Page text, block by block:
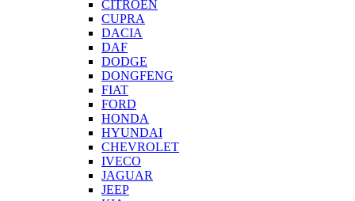
CITROEN
CUPRA
DACIA
DAF
DODGE
DONGFENG
FIAT
FORD
HONDA
HYUNDAI
CHEVROLET
IVECO
JAGUAR
JEEP